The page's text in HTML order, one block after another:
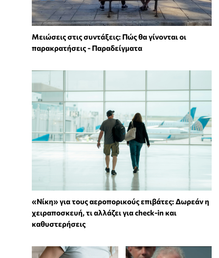
Μειώσεις στις συντάξεις: Πώς θα γίνονται οι
παρακρατήσεις - Παραδείγματα
«Νίκη» για τους αεροπορικούς επιβάτες: Δωρεάν η
χειραποσκευή, τι αλλάζει για check-in και
καθυστερήσεις